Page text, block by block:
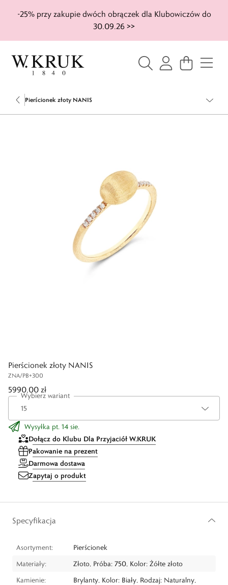
-25% przy zakupie dwóch obrączek dla Klubowiczów do
30.09.26 >>
Pierścionek złoty NANIS
Pierścionek złoty NANIS
ZNA/PB+300
5990,00 zł
Wybierz wariant
Wysyłka pt. 14 sie.
Dołącz do Klubu Dla Przyjaciół W.KRUK
Pakowanie na prezent
Darmowa dostawa
Zapytaj o produkt
Specyfikacja
Asortyment:
Pierścionek
Materiały:
Złoto, Próba: 750, Kolor: Żółte złoto
Kamienie:
Brylanty, Kolor: Biały, Rodzaj: Naturalny,